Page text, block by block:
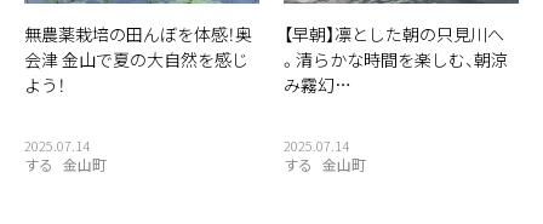
無農薬栽培の田んぼを体感！奥
会津 金山で夏の大自然を感じ
よう！
2025.07.14
する 金山町
【早朝】凛とした朝の只見川へ
。清らかな時間を楽しむ、朝涼
み霧幻…
2025.07.14
する 金山町